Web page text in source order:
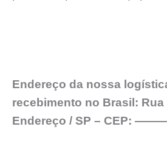
Endereço da nossa
recebimento no Brasil:
Endereço / SP – CEP: